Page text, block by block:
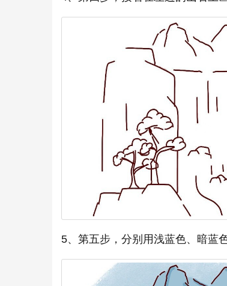
5、第五步，分别用浅蓝色、暗蓝